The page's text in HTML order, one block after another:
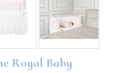
Royal Baby